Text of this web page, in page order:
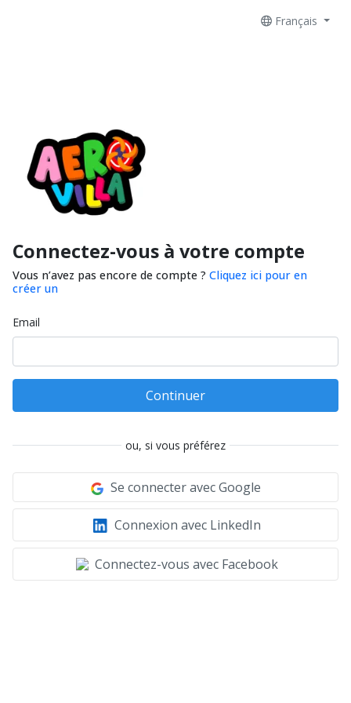
Français
Connectez-vous à votre compte
Vous n’avez pas encore de compte ? Cliquez ici pour en
créer un
Email
Continuer
ou, si vous préférez
Se connecter avec Google
Connexion avec LinkedIn
Connectez-vous avec Facebook